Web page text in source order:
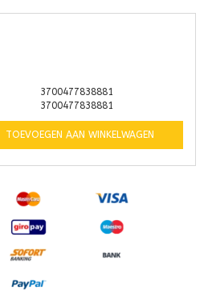
3700477838881
3700477838881
TOEVOEGEN AAN WINKELWAGEN